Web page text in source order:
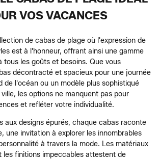
VOS VACANCES
de cabas de plage où l'expression de
est à l'honneur, offrant ainsi une gamme
tous les goûts et besoins. Que vous
décontracté et spacieux pour une journée
de l'océan ou un modèle plus sophistiqué
les options ne manquent pas pour
et refléter votre individualité.
aux designs épurés, chaque cabas raconte
une invitation à explorer les innombrables
à travers la mode. Les matériaux
les finitions impeccables attestent de